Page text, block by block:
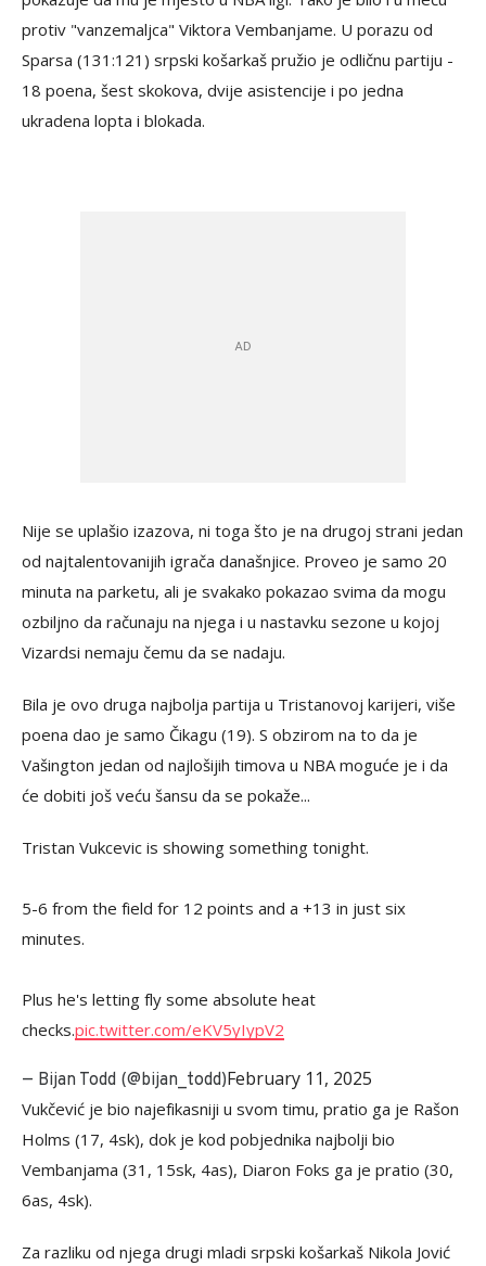
protiv "vanzemaljca" Viktora Vembanjame. U porazu od
Sparsa (131:121) srpski košarkaš pružio je odličnu partiju -
18 poena, šest skokova, dvije asistencije i po jedna
ukradena lopta i blokada.
Nije se uplašio izazova, ni toga što je na drugoj strani jedan
od najtalentovanijih igrača današnjice. Proveo je samo 20
minuta na parketu, ali je svakako pokazao svima da mogu
ozbiljno da računaju na njega i u nastavku sezone u kojoj
Vizardsi nemaju čemu da se nadaju.
Bila je ovo druga najbolja partija u Tristanovoj karijeri, više
poena dao je samo Čikagu (19). S obzirom na to da je
Vašington jedan od najlošijih timova u NBA moguće je i da
će dobiti još veću šansu da se pokaže...
Tristan Vukcevic is showing something tonight.
5-6 from the field for 12 points and a +13 in just six
minutes.
Plus he's letting fly some absolute heat
checks.pic.twitter.com/eKV5yIypV2
— Bijan Todd (@bijan_todd)February 11, 2025
Vukčević je bio najefikasniji u svom timu, pratio ga je Rašon
Holms (17, 4sk), dok je kod pobjednika najbolji bio
Vembanjama (31, 15sk, 4as), Diaron Foks ga je pratio (30,
6as, 4sk).
Za razliku od njega drugi mladi srpski košarkaš Nikola Jović